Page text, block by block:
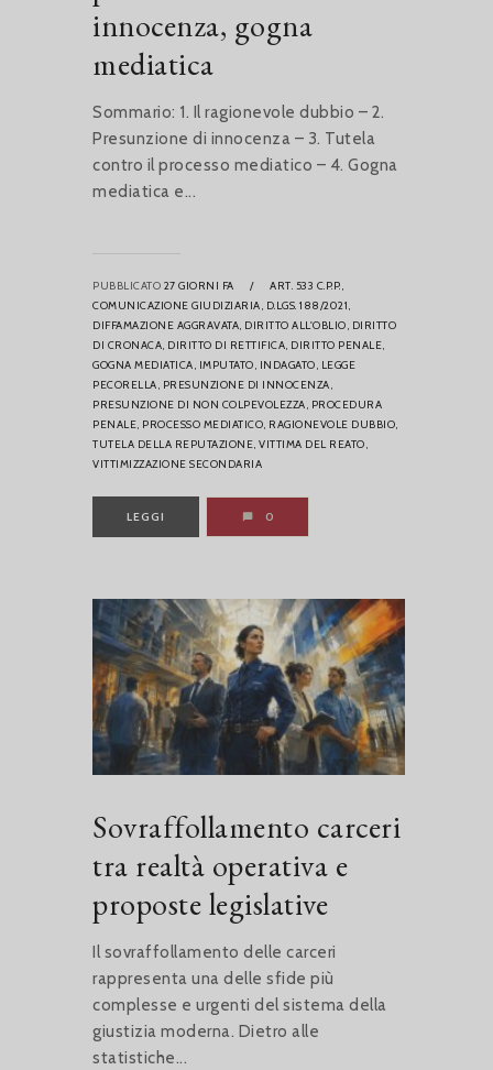
innocenza, gogna
mediatica
Sommario: 1. Il ragionevole dubbio – 2.
Presunzione di innocenza – 3. Tutela
contro il processo mediatico – 4. Gogna
mediatica e...
PUBBLICATO 27 GIORNI FA /
ART. 533 C.P.P.,
COMUNICAZIONE GIUDIZIARIA, D.LGS. 188/2021,
DIFFAMAZIONE AGGRAVATA, DIRITTO ALL'OBLIO, DIRITTO
DI CRONACA, DIRITTO DI RETTIFICA, DIRITTO PENALE,
GOGNA MEDIATICA, IMPUTATO, INDAGATO, LEGGE
PECORELLA, PRESUNZIONE DI INNOCENZA,
PRESUNZIONE DI NON COLPEVOLEZZA, PROCEDURA
PENALE, PROCESSO MEDIATICO, RAGIONEVOLE DUBBIO,
TUTELA DELLA REPUTAZIONE, VITTIMA DEL REATO,
VITTIMIZZAZIONE SECONDARIA
LEGGI 0
Sovraffollamento carceri
tra realtà operativa e
proposte legislative
Il sovraffollamento delle carceri
rappresenta una delle sfide più
complesse e urgenti del sistema della
giustizia moderna. Dietro alle
statistiche...